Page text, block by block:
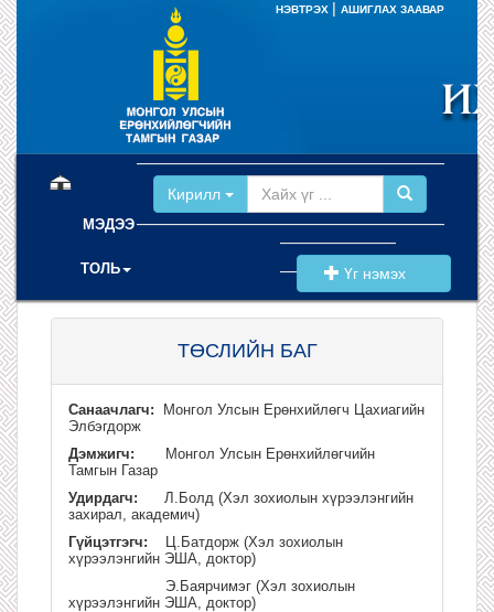
НЭВТРЭХ АШИГЛАХ ЗААВАР
МЭДЭЭ
ТОЛЬ
Кирилл
Үг нэмэх
ТӨСЛИЙН БАГ
Санаачлагч: Монгол Улсын Ерөнхийлөгч Цахиагийн
Элбэгдорж
Дэмжигч: Монгол Улсын Ерөнхийлөгчийн
Тамгын Газар
Удирдагч: Л.Болд (Хэл зохиолын хүрээлэнгийн
захирал, академич)
Гүйцэтгэгч: Ц.Батдорж (Хэл зохиолын
хүрээлэнгийн ЭША, доктор)
Э.Баярчимэг (Хэл зохиолын
хүрээлэнгийн ЭША, доктор)